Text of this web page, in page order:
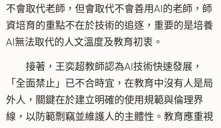
不會取代老師，但會取代不會善用AI的老師，師
資培育的重點不在於技術的追逐，重要的是培養
AI無法取代的人文溫度及教育初衷。
接著，王奕超教師認為AI技術快速發展，
「全面禁止」已不合時宜，在教育中沒有人是局
外人，關鍵在於建立明確的使用規範與倫理界
線，以防範剽竊並維護人的主體性。教育應重視